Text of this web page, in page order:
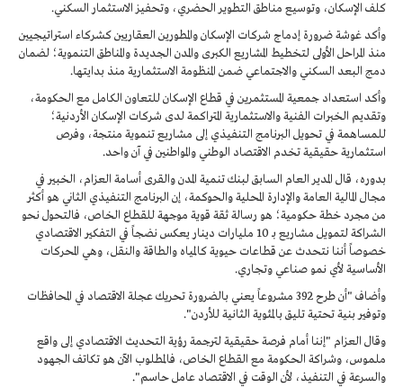
كلف الإسكان، وتوسيع مناطق التطوير الحضري، وتحفيز الاستثمار السكني.
وأكد غوشة ضرورة إدماج شركات الإسكان والمطورين العقاريين كشركاء استراتيجيين
منذ المراحل الأولى لتخطيط المشاريع الكبرى والمدن الجديدة والمناطق التنموية؛ لضمان
دمج البعد السكني والاجتماعي ضمن المنظومة الاستثمارية منذ بدايتها.
وأكد استعداد جمعية المستثمرين في قطاع الإسكان للتعاون الكامل مع الحكومة،
وتقديم الخبرات الفنية والاستثمارية المتراكمة لدى شركات الإسكان الأردنية؛
للمساهمة في تحويل البرنامج التنفيذي إلى مشاريع تنموية منتجة، وفرص
استثمارية حقيقية تخدم الاقتصاد الوطني والمواطنين في آن واحد.
بدوره، قال المدير العام السابق لبنك تنمية المدن والقرى أسامة العزام، الخبير في
مجال المالية العامة والإدارة المحلية والحوكمة، إن البرنامج التنفيذي الثاني هو أكثر
من مجرد خطة حكومية؛ هو رسالة ثقة قوية موجهة للقطاع الخاص، فالتحول نحو
الشراكة لتمويل مشاريع بـ 10 مليارات دينار يعكس نضجاً في التفكير الاقتصادي
خصوصاً أننا نتحدث عن قطاعات حيوية كالمياه والطاقة والنقل، وهي المحركات
الأساسية لأي نمو صناعي وتجاري.
وأضاف "أن طرح 392 مشروعاً يعني بالضرورة تحريك عجلة الاقتصاد في المحافظات
وتوفير بنية تحتية تليق بالمئوية الثانية للأردن".
وقال العزام "إننا أمام فرصة حقيقية لترجمة رؤية التحديث الاقتصادي إلى واقع
ملموس، وشراكة الحكومة مع القطاع الخاص، فالمطلوب الآن هو تكاتف الجهود
والسرعة في التنفيذ، لأن الوقت في الاقتصاد عامل حاسم".